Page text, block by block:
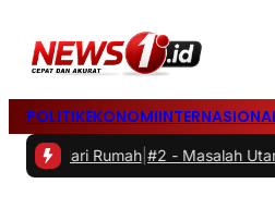
POLITIKEKONOMI
dari Rumah|#2 -Masalah